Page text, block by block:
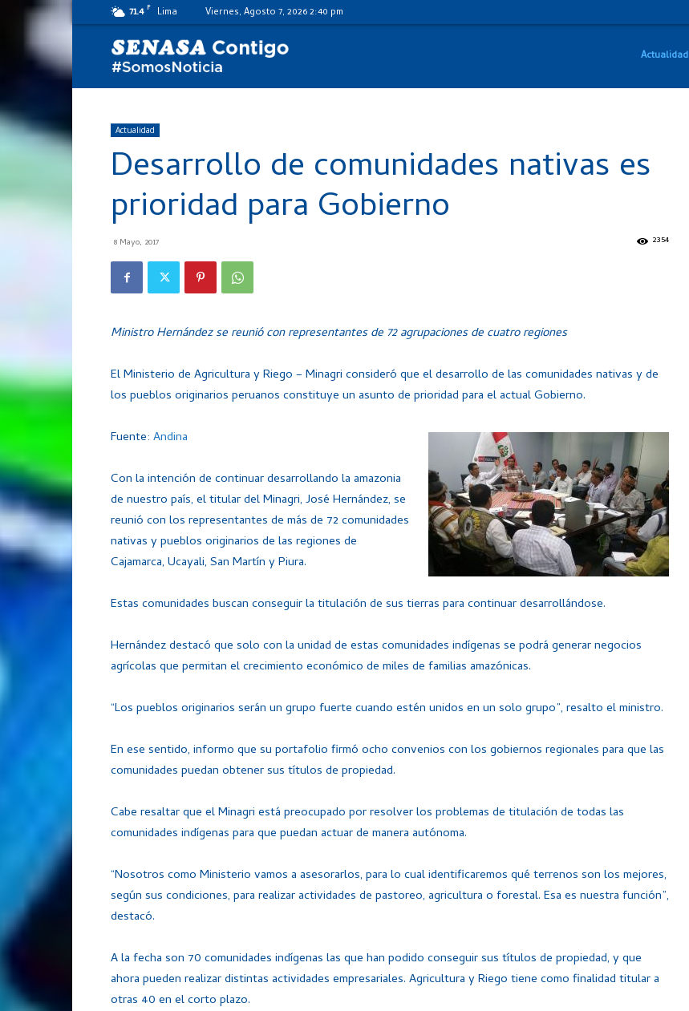
71.4 F Lima Viernes, Agosto 7, 2026 2:40 pm
Actualidad
Actualidad
Desarrollo de comunidades nativas es
prioridad para Gobierno
8 Mayo, 2017 2354
Ministro Hernández se reunió con representantes de 72 agrupaciones de cuatro regiones
El Ministerio de Agricultura y Riego – Minagri consideró que el desarrollo de las comunidades nativas y de
los pueblos originarios peruanos constituye un asunto de prioridad para el actual Gobierno.
Fuente: Andina
Con la intención de continuar desarrollando la amazonia
de nuestro país, el titular del Minagri, José Hernández, se
reunió con los representantes de más de 72 comunidades
nativas y pueblos originarios de las regiones de
Cajamarca, Ucayali, San Martín y Piura.
Estas comunidades buscan conseguir la titulación de sus tierras para continuar desarrollándose.
Hernández destacó que solo con la unidad de estas comunidades indígenas se podrá generar negocios
agrícolas que permitan el crecimiento económico de miles de familias amazónicas.
“Los pueblos originarios serán un grupo fuerte cuando estén unidos en un solo grupo”, resalto el ministro.
En ese sentido, informo que su portafolio firmó ocho convenios con los gobiernos regionales para que las
comunidades puedan obtener sus títulos de propiedad.
Cabe resaltar que el Minagri está preocupado por resolver los problemas de titulación de todas las
comunidades indígenas para que puedan actuar de manera autónoma.
“Nosotros como Ministerio vamos a asesorarlos, para lo cual identificaremos qué terrenos son los mejores,
según sus condiciones, para realizar actividades de pastoreo, agricultura o forestal. Esa es nuestra función”,
destacó.
A la fecha son 70 comunidades indígenas las que han podido conseguir sus títulos de propiedad, y que
ahora pueden realizar distintas actividades empresariales. Agricultura y Riego tiene como finalidad titular a
otras 40 en el corto plazo.